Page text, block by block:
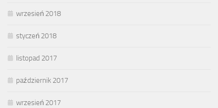
wrzesień 2018
styczeń 2018
listopad 2017
październik 2017
wrzesień 2017